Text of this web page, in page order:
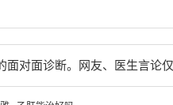
对面诊断。网友、医生言论